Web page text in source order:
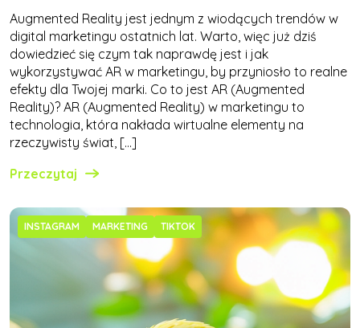
Augmented Reality jest jednym z wiodących trendów w
digital marketingu ostatnich lat. Warto, więc już dziś
dowiedzieć się czym tak naprawdę jest i jak
wykorzystywać AR w marketingu, by przyniosło to realne
efekty dla Twojej marki. Co to jest AR (Augmented
Reality)? AR (Augmented Reality) w marketingu to
technologia, która nakłada wirtualne elementy na
rzeczywisty świat, […]
Przeczytaj
INSTAGRAM MARKETING TIKTOK